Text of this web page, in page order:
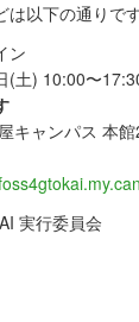
以下の通りです
ン
(土) 10:00〜
キャンパス 本
実行委員会